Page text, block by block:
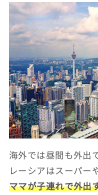
海外では昼間も外出
レーシアはスーパー
ママが子連れで外出